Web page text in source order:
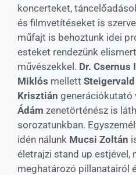
koncerteket,
és filmvetítéseket is
műfajt is behoztunk idei
esteket rendezünk
művészekkel. Dr. Csernus
Miklós mellett Steigervald
Krisztián generációkutató
Ádám zenetörténész is
sorozatunkban.
idén nálunk Mucsi Zoltán
életrajzi stand up estjével,
meghatározó pillanatairól